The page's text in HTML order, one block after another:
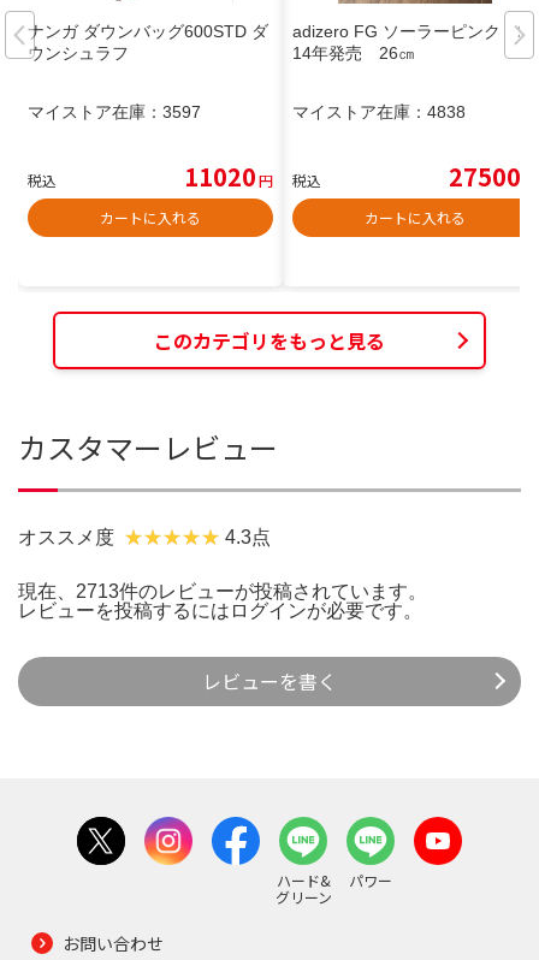
ナンガ ダウンバッグ600STD ダ
ウンシュラフ
マイストア在庫： 3597
税込 11020円
カートに入れる
adizero FG ソーラーピンク 20
14年発売 26㎝
マイストア在庫： 4838
税込 27500
カートに入れる
このカテゴリをもっと見る
カスタマーレビュー
オススメ度 4.3点
現在、2713件のレビューが投稿されています。
レビューを投稿するには ログインが必要です。
レビューを書く
ハード&
グリーン
パワー
お問い合わせ